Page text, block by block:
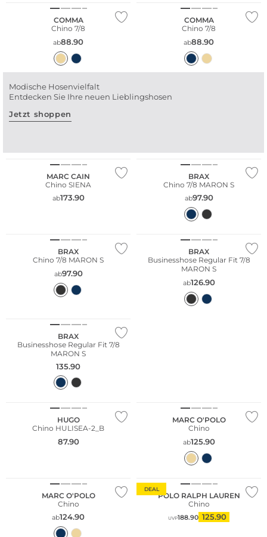
COMMA
Chino 7/8
ab88.90
COMMA
Chino 7/8
ab88.90
Modische Hosenvielfalt
Entdecken Sie Ihre neuen Lieblingshosen
Jetzt shoppen
MARC CAIN
Chino SIENA
ab173.90
BRAX
Chino 7/8 MARON S
ab97.90
BRAX
Chino 7/8 MARON S
ab97.90
BRAX
Businesshose Regular Fit 7/8
MARON S
ab126.90
BRAX
Businesshose Regular Fit 7/8
MARON S
135.90
HUGO
Chino HULISEA-2_B
87.90
MARC O'POLO
Chino
ab125.90
MARC O'POLO
Chino
ab124.90
DEAL
POLO RALPH LAUREN
Chino
UVP188.90 125.90